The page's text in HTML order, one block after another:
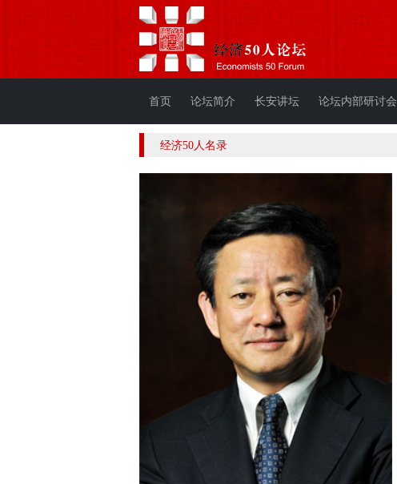
首页 论坛简介 长安讲坛 论坛内部研讨会
经济50人名录